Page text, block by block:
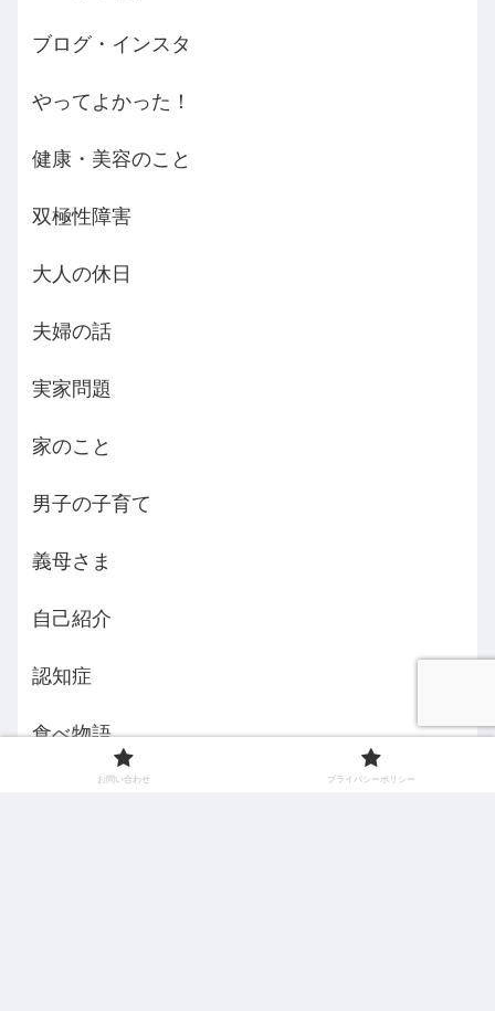
ブログ・インスタ
やってよかった！
健康・美容のこと
双極性障害
大人の休日
夫婦の話
実家問題
家のこと
男子の子育て
義母さま
自己紹介
認知症
食べ物語
お問い合わせ プライバシーポリシー